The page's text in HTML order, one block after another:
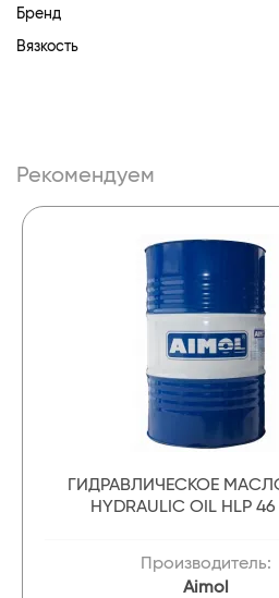
Бренд
Вязкость
Рекомендуем
ГИДРАВЛИЧЕСКОЕ
HYDRAULIC OIL HLP
Производитель:
Aimol